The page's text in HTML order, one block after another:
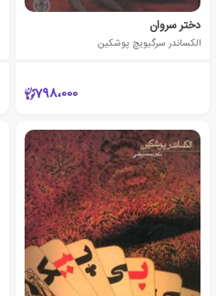
دختر سروان
الکساندر سرگیویچ پوشکین
798،000